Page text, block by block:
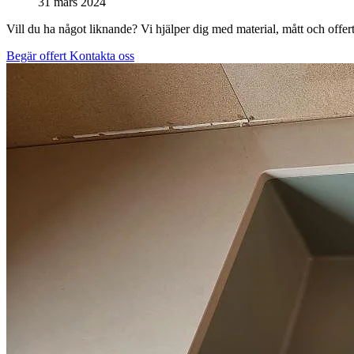
Vill du ha något liknande? Vi hjälper dig med material, mått och
Begär offert Kontakta oss